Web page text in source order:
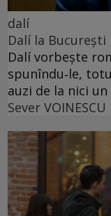
dalí
Dalí la București
Dalí vorbește
spunîndu‑le,
auzi de la nici
Sever VOINESCU